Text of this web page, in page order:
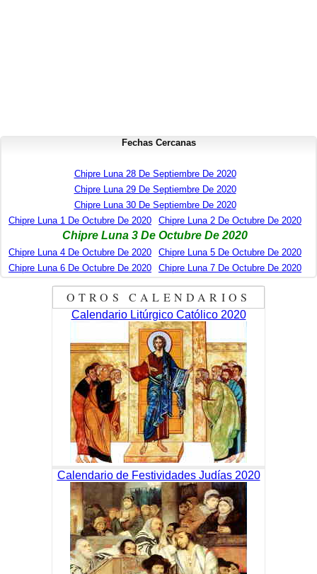
Fechas Cercanas
Chipre Luna 28 De Septiembre De 2020
Chipre Luna 29 De Septiembre De 2020
Chipre Luna 30 De Septiembre De 2020
Chipre Luna 1 De Octubre De 2020
Chipre Luna 2 De Octubre De 2020
Chipre Luna 3 De Octubre De 2020
Chipre Luna 4 De Octubre De 2020
Chipre Luna 5 De Octubre De 2020
Chipre Luna 6 De Octubre De 2020
Chipre Luna 7 De Octubre De 2020
OTROS CALENDARIOS
Calendario Litúrgico Católico 2020
Calendario de Festividades Judías 2020